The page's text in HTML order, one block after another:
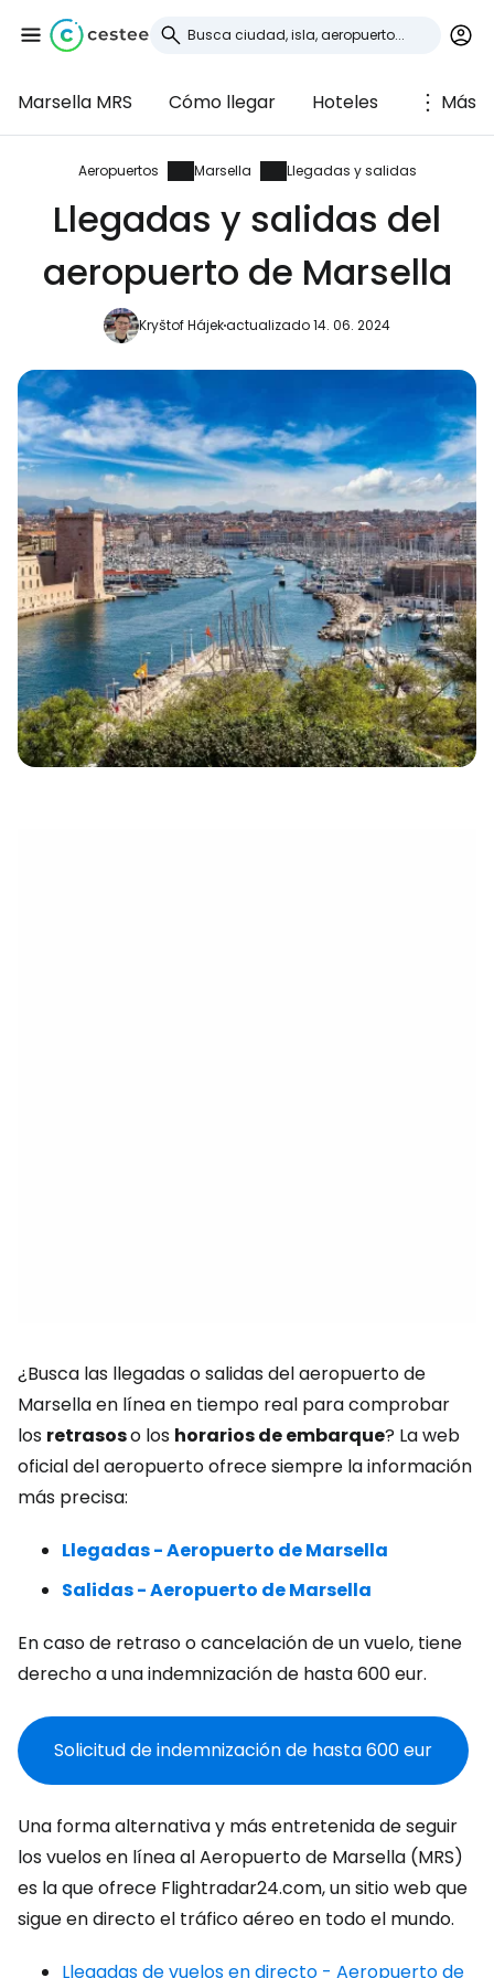
Marsella MRS Cómo llegar Hoteles Más
Aeropuertos Marsella Llegadas y salidas
Llegadas y salidas del
aeropuerto de Marsella
Kryštof Hájekactualizado 14. 06. 2024
¿Busca las llegadas o salidas del aeropuerto de
Marsella en línea en tiempo real para comprobar
los retrasoso los horarios de embarque? La web
oficial del aeropuerto ofrece siempre la información
más precisa:
Llegadas - Aeropuerto de Marsella
Salidas - Aeropuerto de Marsella
En caso de retraso o cancelación de un vuelo, tiene
derecho a una indemnización de hasta 600 eur.
Solicitud de indemnización de hasta 600 eur
Una forma alternativa y más entretenida de seguir
los vuelos en línea al Aeropuerto de Marsella (MRS)
es la que ofrece Flightradar24.com, un sitio web que
sigue en directo el tráfico aéreo en todo el mundo.
Llegadas de vuelos en directo - Aeropuerto de
Iniciar sesión en
Cestee
... la comunidad mundial de viajeros
Continuar con Email